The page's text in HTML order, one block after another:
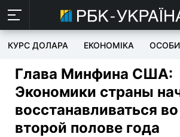
КУРС ДОЛАРА ЕКОНОМІКА
Глава Минфина США:
Экономики страны
восстанавливаться во
второй полове года